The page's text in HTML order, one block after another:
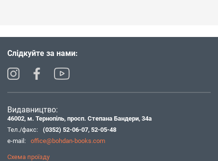
Слідкуйте за нами:
Видавництво:
46002, м. Тернопіль, просп. Степана Бандери, 34а
Тел./факс:
(0352) 52-06-07, 52-05-48
e-mail:
office@bohdan-books.com
Схема проїзду